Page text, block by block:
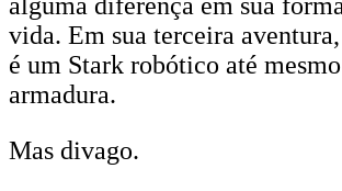
vida. Em sua terceira
é um Stark robótico até
armadura.
Mas divago.